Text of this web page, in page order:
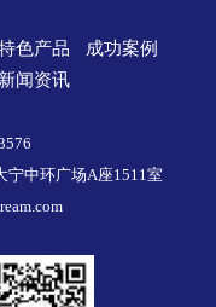
色产品
成功案例
新闻资讯
宁中环广场A座1511室